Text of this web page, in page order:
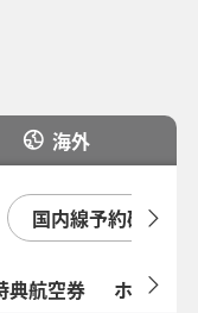
海外
国内線予約確認
典航空券 ホテル